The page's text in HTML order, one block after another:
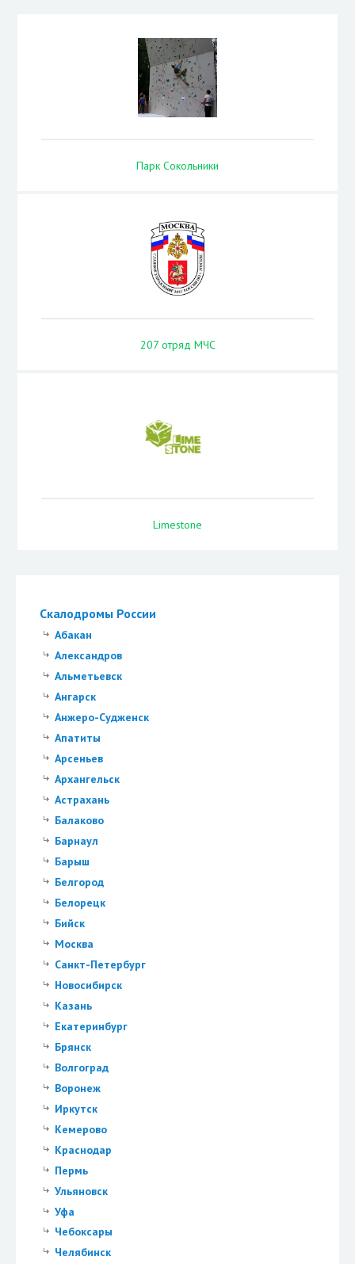
Скалодромы России
Абакан
Александров
Альметьевск
Ангарск
Анжеро-Судженск
Апатиты
Арсеньев
Архангельск
Астрахань
Балаково
Барнаул
Барыш
Белгород
Белорецк
Бийск
Москва
Санкт-Петербург
Новосибирск
Казань
Екатеринбург
Брянск
Волгоград
Воронеж
Иркутск
Кемерово
Краснодар
Пермь
Ульяновск
Уфа
Чебоксары
Челябинск
Парк Сокольники
207 отряд МЧС
Limestone